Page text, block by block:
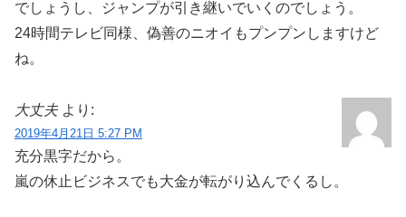
でしょうし、ジャンプが引き継いでいくのでしょう。
24時間テレビ同様、偽善のニオイもプンプンしますけど
ね。
大丈夫 より:
2019年4月21日 5:27 PM
充分黒字だから。
嵐の休止ビジネスでも大金が転がり込んでくるし。